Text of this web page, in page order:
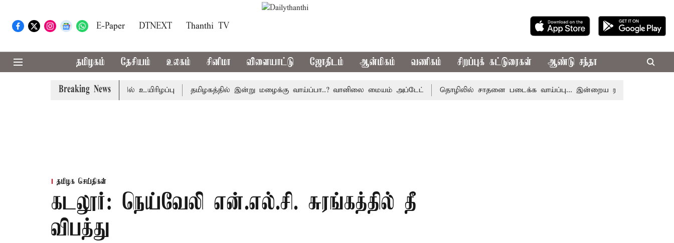
E-Paper DTNEXT Thanthi TV
தமிழகம் தேசியம் உலகம் சினிமா விளையாட்டு ஜோதிடம் ஆன்மிகம் வணிகம் சிறப்புக் கட்டுரைகள் ஆண்டு சந்தா
Breaking News
மோசடி: கைதானவர் சிறையில் உயிரிழப்பு தமிழகத்தில் இன்று மழைக்கு வாய்ப்பா..? வானிலை மையம் அப்டேட் தொழிலில் சாதனை படைக்க வாய்ப்பு... இன்றைய ராசிபலன் 08.08.2026
தமிழக செய்திகள்
கடலூர்: நெய்வேலி என்.எல்.சி. சுரங்கத்தில் தீ
விபத்து